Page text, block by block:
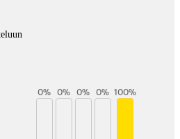
0% 0% 0% 0% 100%